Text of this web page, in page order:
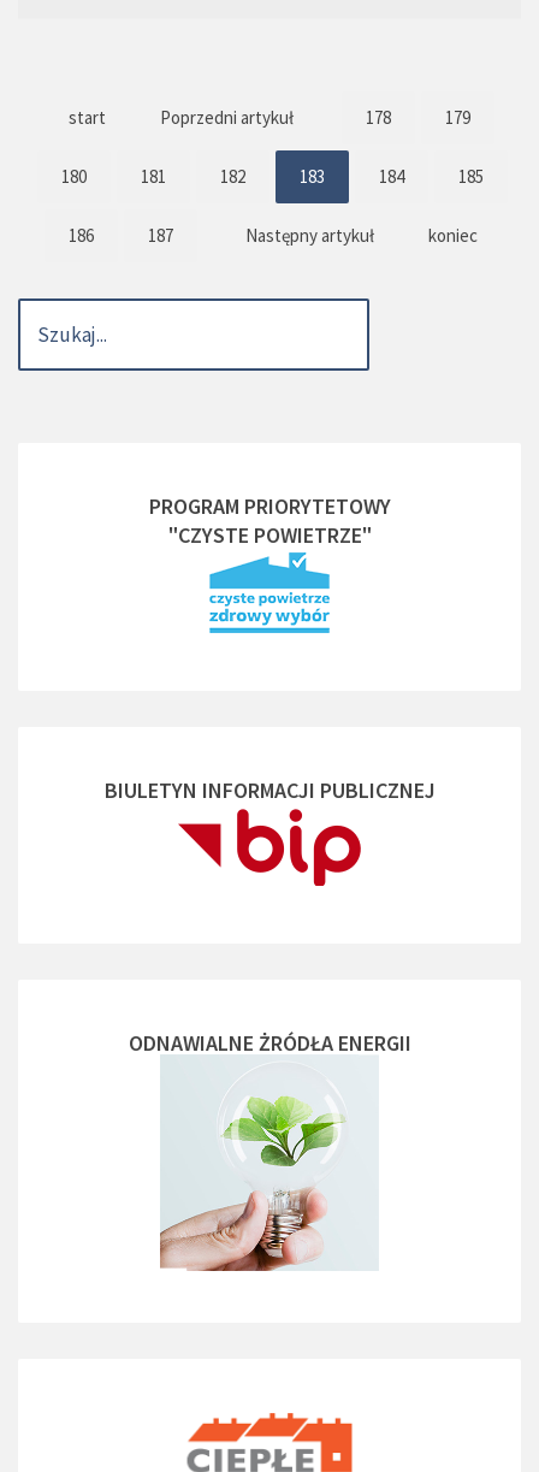
start Poprzedni artykuł 178 179
180 181 182 183 184 185
186 187 Następny artykuł koniec
PROGRAM PRIORYTETOWY
"CZYSTE POWIETRZE"
BIULETYN INFORMACJI PUBLICZNEJ
ODNAWIALNE ŻRÓDŁA ENERGII